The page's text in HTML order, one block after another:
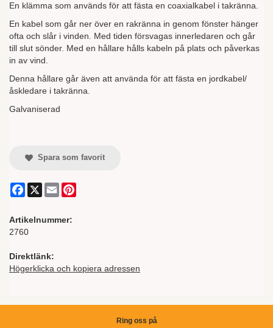
En klämma som används för att fästa en coaxialkabel i takränna.
En kabel som går ner över en rakränna in genom fönster hänger
ofta och slår i vinden. Med tiden försvagas innerledaren och går
till slut sönder. Med en hållare hålls kabeln på plats och påverkas
in av vind.
Denna hållare går även att använda för att fästa en jordkabel/
åskledare i takränna.
Galvaniserad
Spara som favorit
Facebook
X Email
Artikelnummer:
2760
Direktlänk:
Högerklicka och kopiera adressen
Ring oss på